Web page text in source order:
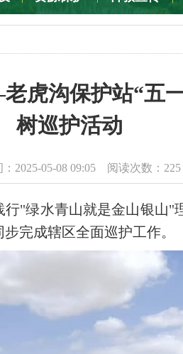
沟保护站“五
树巡护活动
：2025-05-08 09:05 阅读次数： 225
"绿水青山就是金山银山"
完成辖区全面巡护工作。